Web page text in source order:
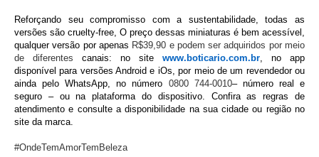
Reforçando seu compromisso com a sustentabilidade, todas as
versões são cruelty-free, O preço dessas miniaturas é bem acessível,
qualquer versão por apenas R$39,90 e podem ser adquiridos por meio
de diferentes canais: no site www.boticario.com.br , no app
disponível para versões Android e iOs, por meio de um revendedor ou
ainda pelo WhatsApp, no número 0800 744-0010– número real e
seguro – ou na plataforma do dispositivo. Confira as regras de
atendimento e consulte a disponibilidade na sua cidade ou região no
site da marca.
#OndeTemAmorTemBeleza